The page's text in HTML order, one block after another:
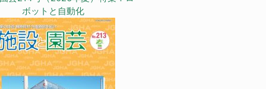
ボットと自動化